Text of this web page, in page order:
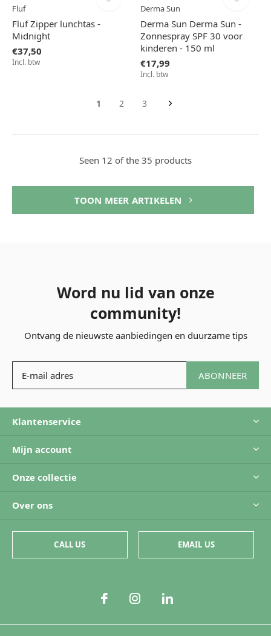
Fluf
Fluf Zipper lunchtas -
Midnight
€37,50
Incl. btw
Derma Sun
Derma Sun Derma Sun -
Zonnespray SPF 30 voor
kinderen - 150 ml
€17,99
Incl. btw
1 2 3
Seen 12 of the 35 products
TOON MEER ARTIKELEN
Word nu lid van onze
community!
Ontvang de nieuwste aanbiedingen en duurzame tips
ABONNEER
Klantenservice
Mijn account
Onze collectie
Over ons
CALL US EMAIL US